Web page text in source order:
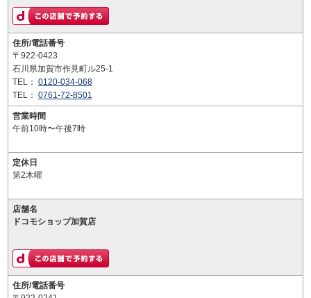
住所/電話番号
〒922-0423
石川県加賀市作見町ル25-1
TEL： 0120-034-068
TEL： 0761-72-8501
営業時間
午前10時〜午後7時
定休日
第2木曜
店舗名
ドコモショップ加賀店
住所/電話番号